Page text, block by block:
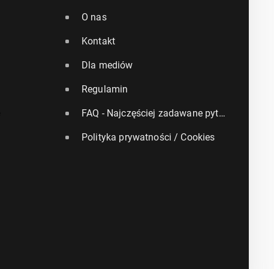
O nas
Kontakt
Dla mediów
Regulamin
FAQ - Najczęściej zadawane pytania
Polityka prywatności / Cookies